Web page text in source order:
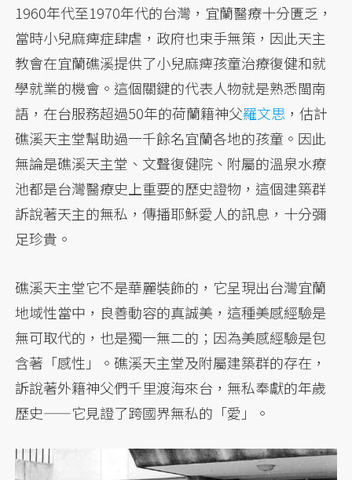
1960年代至1970年代的台灣，宜蘭醫療十分匱乏，
當時小兒麻痺症肆虐，政府也束手無策，因此天主
教會在宜蘭礁溪提供了小兒麻痺孩童治療復健和就
學就業的機會。這個關鍵的代表人物就是熟悉閩南
語，在台服務超過50年的荷蘭籍神父羅文思 ，估計
礁溪天主堂幫助過一千餘名宜蘭各地的孩童。因此
無論是礁溪天主堂、文聲復健院、附屬的溫泉水療
池都是台灣醫療史上重要的歷史證物，這個建築群
訴說著天主的無私，傳播耶穌愛人的訊息，十分彌
足珍貴。
礁溪天主堂它不是華麗裝飾的，它呈現出台灣宜蘭
地域性當中，良善動容的真誠美，這種美感經驗是
無可取代的，也是獨一無二的；因為美感經驗是包
含著「感性」。礁溪天主堂及附屬建築群的存在，
訴說著外籍神父們千里渡海來台，無私奉獻的年歲
歷史——它見證了跨國界無私的「愛」。